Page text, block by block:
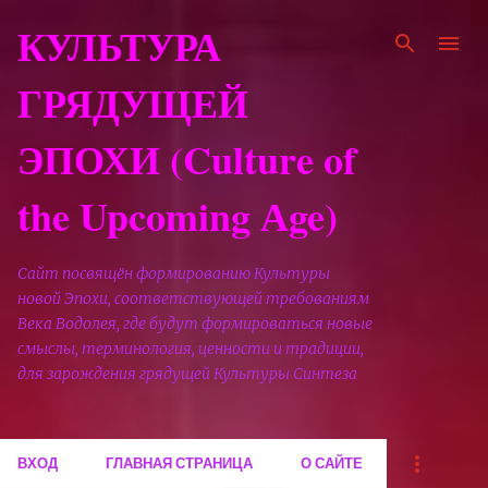
КУЛЬТУРА
ГРЯДУЩЕЙ
ЭПОХИ (Culture of
the Upcoming Аge)
Сайт посвящён формированию Культуры
новой Эпохи, соответствующей требованиям
Века Водолея, где будут формироваться новые
смыслы, терминология, ценности и традиции,
для зарождения грядущей Культуры Синтеза
ВХОД ГЛАВНАЯ СТРАНИЦА О САЙТЕ